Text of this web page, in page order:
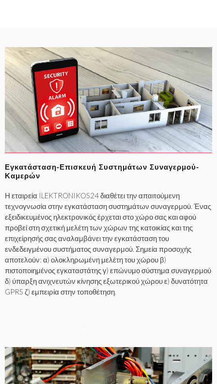
Εγκατάσταση-Επισκευή Συστημάτων Συναγερμού-
Καμερών
Η εταιρεία ILEKTRONIKOS24 διαθέτει την απαιτούμενη
τεχνογνωσία στην εγκατάσταση συστημάτων συναγερμού. Ένας
εξειδικευμένος ηλεκτρονικός έρχεται στο χώρο σας και αφού
προβεί στη σχετική μελέτη των χώρων της κατοικίας και της
επιχείρησής σας αναλαμβάνει την εγκατάσταση του
ενδεδειγμένου συστήματος συναγερμού. Σημεία προσοχής
αποτελούν: α) ολοκληρωμένη μελέτη του χώρου β)
πιστοποιημένος εγκαταστάτης γ) επώνυμο σύστημα συναγερμού
δ) ύπαρξη ανιχνευτών κίνησης εξωτερικού χώρου ε) δυνατότητα
GPRS ζ) εμπειρία στην τοποθέτηση.